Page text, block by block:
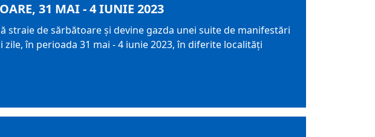
31 MAI - 4 IUNIE 2023
straie de sărbătoare și devine gazda unei suite de manifestări
în perioada 31 mai - 4 iunie 2023, în diferite localități